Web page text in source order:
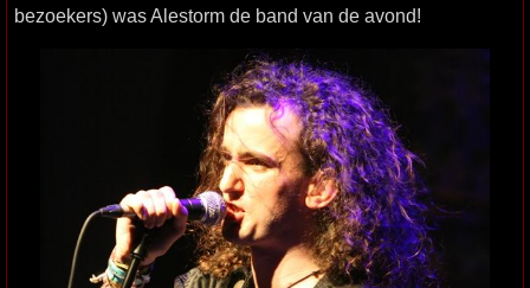
bezoekers) was Alestorm de band van de avond!